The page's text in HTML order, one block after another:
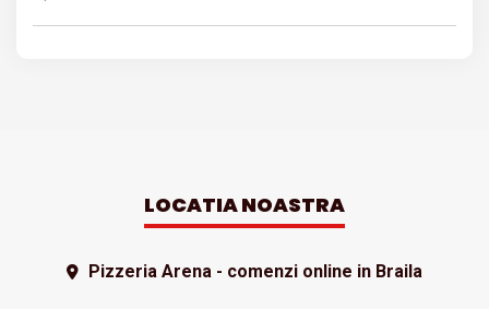
LOCATIA NOASTRA
Pizzeria Arena - comenzi online in Braila